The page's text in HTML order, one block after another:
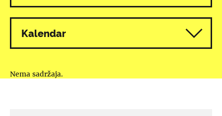
Kalendar
Nema sadržaja.